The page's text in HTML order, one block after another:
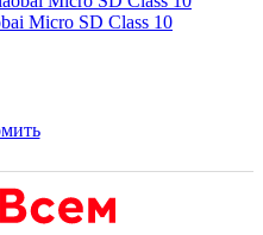
Micro SD Class 10